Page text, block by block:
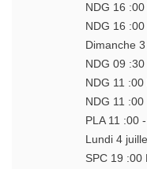
NDG 16
NDG 16
Dimanche
NDG 09
NDG 11
NDG 11
PLA 11 :00
Lundi 4
SPC 19